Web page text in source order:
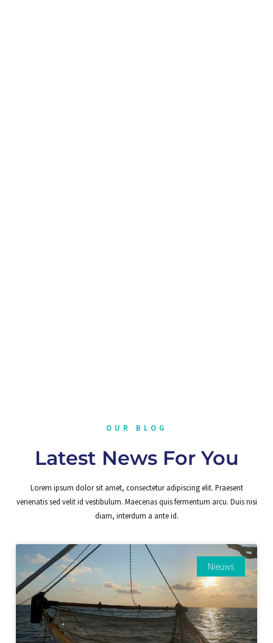
OUR BLOG
Latest News For You
Lorem ipsum dolor sit amet, consectetur adipiscing elit. Praesent
venenatis sed velit id vestibulum. Maecenas quis fermentum arcu. Duis nisi
diam, interdum a ante id.
Nieuws